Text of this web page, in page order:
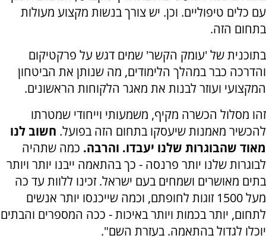
עם כלים טיפוליים. וכן. יש צורך בנשות מקצוע מעולות
בתחום הזה.
בתוכנית של 'עומק הקשר' שמים דגש על פרקטיקום
והדרכה כבר במהלך הלימודים, מה שנותן את הביטחון
המקצועי ועוזר לבנות את מאגר הלקוחות הראשונים.
זהו מסלול הכשרה מקיף, משמעותי וייחודי שמטרתו
להכשיר מאמנות שיעסקו בתחום הזה בפועל. חשוב לנו
מאוד שהבוגרות שלנו יעבדו. והרבה. כמה שתהיה
לבוגרות שלנו יותר פרנסה - כך בהתאמה ייבנו יותר ויותר
בתים מאושרים ושמחים בעם ישראל. זכינו ללוות עד כה
מעל 1500 זוגות לחופתם, וכמה שייכנסו יותר אנשים
לתחום, יותר בכמות ויותר באיכות - ככה המספרים והבתים
יוכלו לגדול בהתאמה. בעזרת השם".